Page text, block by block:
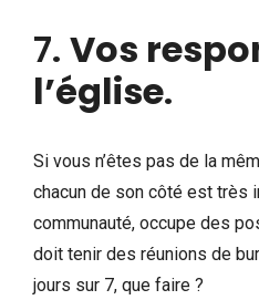
7. Vos
l’église.
Si vous n’êtes pas de la
chacun de son côté est très
communauté, occupe des
doit tenir des réunions de
jours sur 7, que faire ?